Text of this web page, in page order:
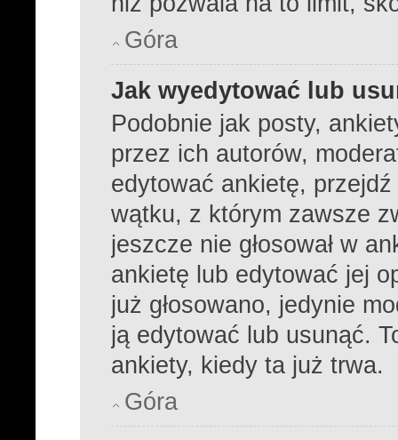
Góra
Jak wyedytować lub
Podobnie jak posty,
przez ich autorów,
edytować ankietę,
wątku, z którym zawsze
jeszcze nie głosował w
ankietę lub edytować jej
już głosowano, jedynie
ją edytować lub usunąć.
ankiety, kiedy ta już trwa.
Góra